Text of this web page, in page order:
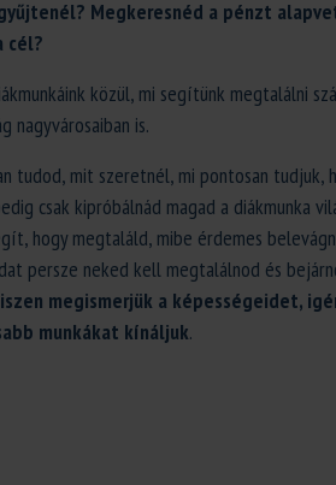
Megkeresnéd a pénzt
cél?
közül, mi segítünk megtalálni
nagyvárosaiban is.
tudod, mit szeretnél, mi pontosan
csak kipróbálnád magad a diákmunka
hogy megtaláld, mibe érdemes
persze neked kell megtalálnod és
megismerjük a képességeidet,
munkákat kínáljuk.